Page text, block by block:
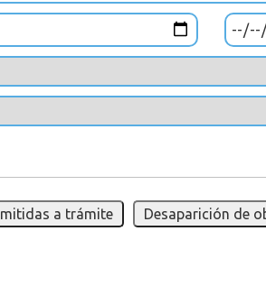
a trámite Desaparición de